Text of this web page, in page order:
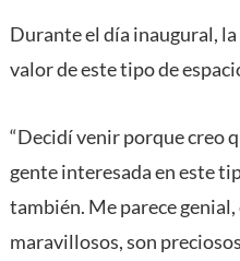
Durante el día inaugural,
valor de este tipo de
“Decidí venir porque creo
gente interesada en este
también. Me parece
maravillosos, son